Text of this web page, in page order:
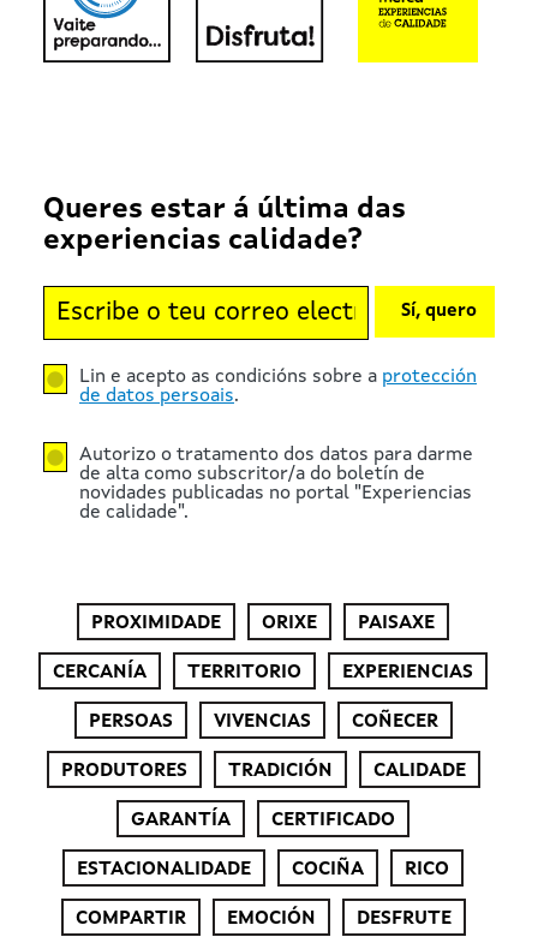
Queres estar á última das
experiencias calidade?
Lin e acepto as condicións sobre a protección
de datos persoais.
Autorizo o tratamento dos datos para darme
de alta como subscritor/a do boletín de
novidades publicadas no portal "Experiencias
de calidade".
Sí, quero
PROXIMIDADE ORIXE PAISAXE
CERCANÍA TERRITORIO EXPERIENCIAS
PERSOAS VIVENCIAS COÑECER
PRODUTORES TRADICIÓN CALIDADE
GARANTÍA CERTIFICADO
ESTACIONALIDADE COCIÑA RICO
COMPARTIR EMOCIÓN DESFRUTE